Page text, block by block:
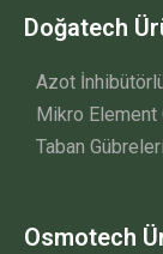
Doğatech
Azot
Mikro Element
Taban Gübreleri
Osmotech